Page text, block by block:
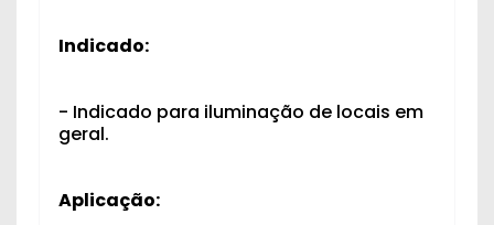
Indicado:
- Indicado para iluminação de locais em
geral.
Aplicação: